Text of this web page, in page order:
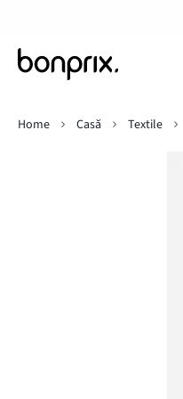
Home
Casă Textile